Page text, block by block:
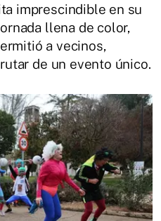
imprescindible en su
llena de color,
a vecinos,
de un evento único.